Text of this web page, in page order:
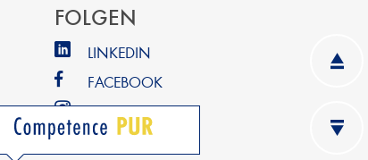
FOLGEN
LINKEDIN
FACEBOOK
INSTAGRAM
YOUTUBE